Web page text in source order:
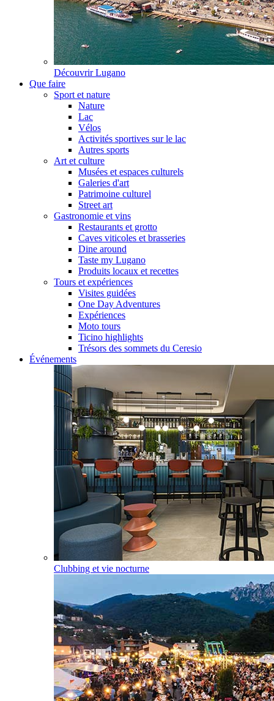
Découvrir Lugano
Que faire
Sport et nature
Nature
Lac
Vélos
Activités sportives sur le lac
Autres sports
Art et culture
Musées et espaces culturels
Galeries d'art
Patrimoine culturel
Street art
Gastronomie et vins
Restaurants et grotto
Caves viticoles et brasseries
Dine around
Taste my Lugano
Produits locaux et recettes
Tours et expériences
Visites guidées
One Day Adventures
Expériences
Moto tours
Ticino highlights
Trésors des sommets du Ceresio
Événements
Clubbing et vie nocturne